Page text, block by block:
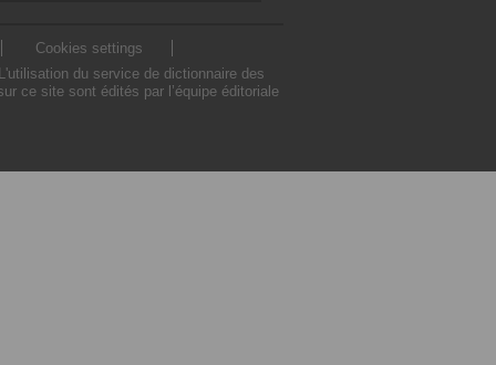
Cookies settings
du service de dictionnaire des
ce site sont édités par l’équipe éditoriale